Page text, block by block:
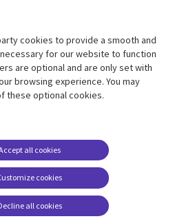
Support
Legal
REPUBLIC
Privacy
Cookie management
center
cookies to provide a smooth and
for our website to function
are optional and are only set with
browsing experience. You may
these optional cookies.
cookies
all cookies
all cookies